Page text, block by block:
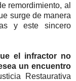
remordimiento, al
surge de manera
y este sincero
el infractor no
un encuentro
Restaurativa